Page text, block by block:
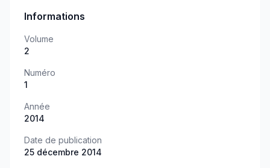
Informations
Volume
2
Numéro
1
Année
2014
Date de publication
25 décembre 2014